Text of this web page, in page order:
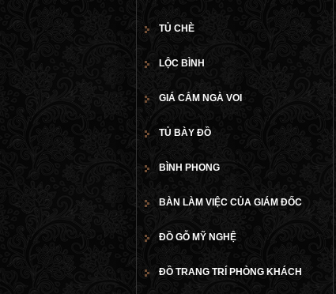
TỦ CHÈ
LỘC BÌNH
GIÁ CẮM NGÀ VOI
TỦ BÀY ĐỒ
BÌNH PHONG
BÀN LÀM VIỆC CỦA GIÁM ĐỐC
ĐỒ GỖ MỸ NGHỆ
ĐỒ TRANG TRÍ PHÒNG KHÁCH